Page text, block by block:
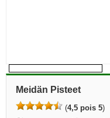
Meidän Pisteet
(4,5 pois 5)